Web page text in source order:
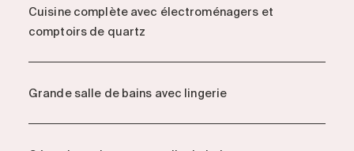
Cuisine complète avec électroménagers et
comptoirs de quartz
Grande salle de bains avec lingerie